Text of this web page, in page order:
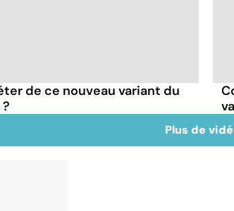
de ce nouveau variant du
Plus de